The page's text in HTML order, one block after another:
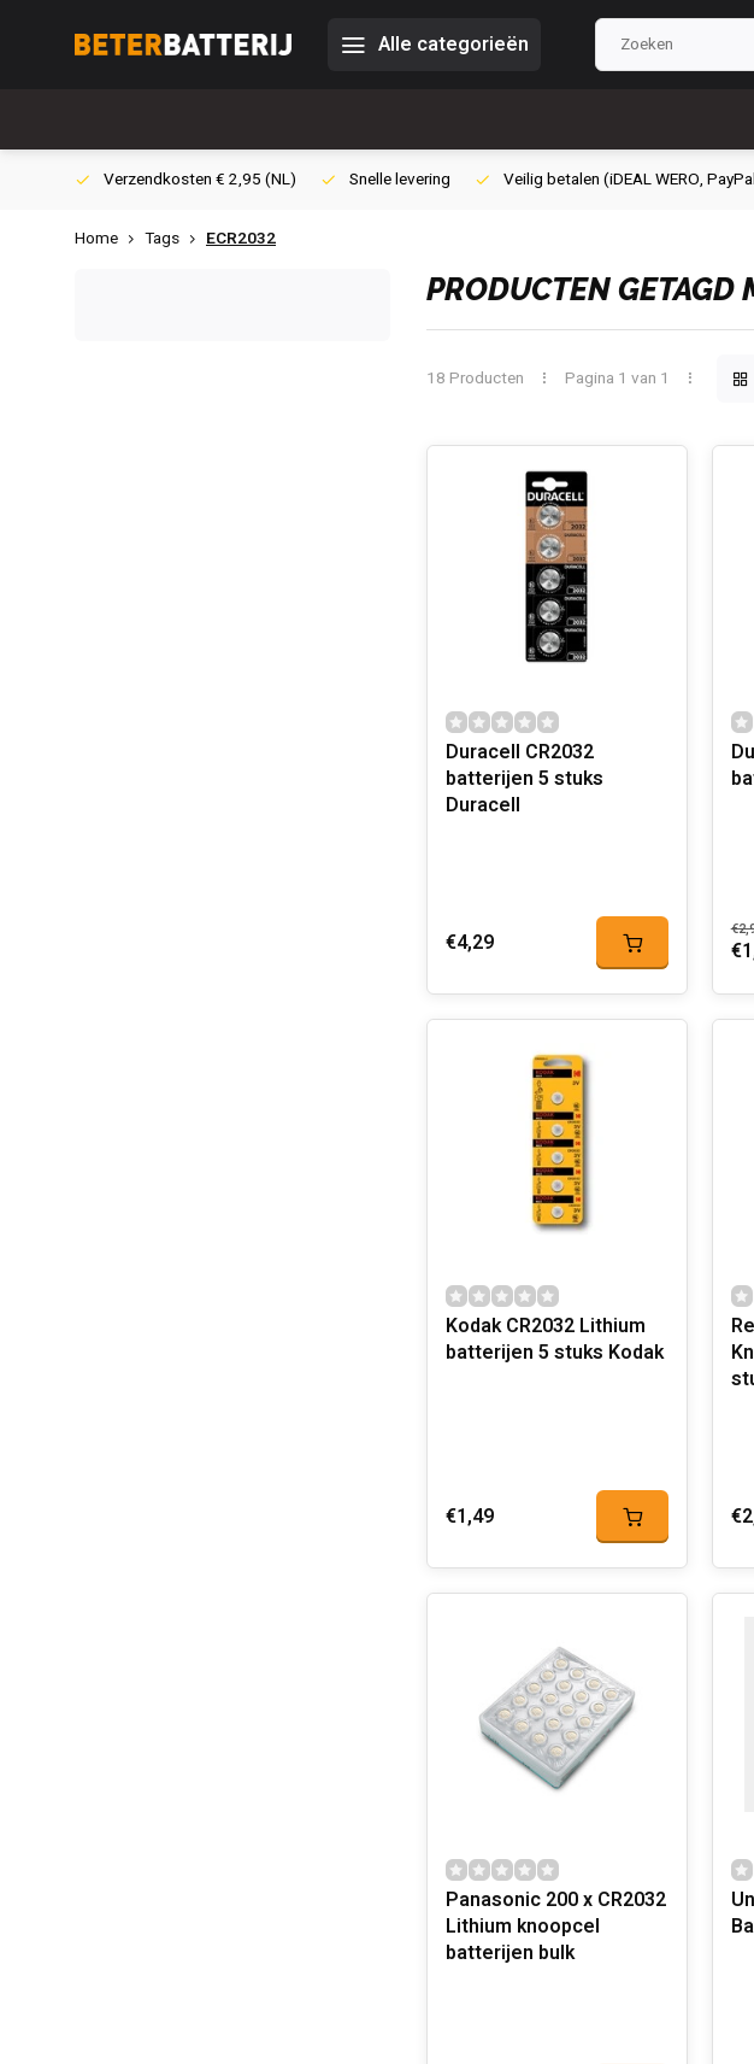
Alle categorieën
Verzendkosten € 2,95 (NL) Snelle levering Veilig betalen (iDEAL WERO,
Home Tags ECR2032
PRODUCTEN GETAGD
18 Producten Pagina 1 van 1
Duracell CR2032
batterijen 5 stuks
Duracell
€4,29
Kodak CR2032 Lithium
batterijen 5 stuks Kodak
€1,49
Panasonic 200 x CR2032
Lithium knoopcel
batterijen bulk